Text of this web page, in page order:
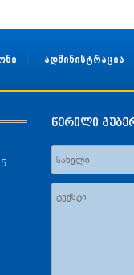
ადმინისტრაცია
წერილი